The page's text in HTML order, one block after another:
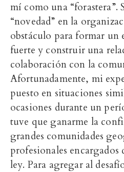
mí como una “forastera”.
“novedad” en la
obstáculo para formar un
fuerte y construir una
colaboración con la
Afortunadamente, mi
puesto en situaciones
ocasiones durante un
tuve que ganarme la
grandes comunidades
profesionales
ley. Para agregar al